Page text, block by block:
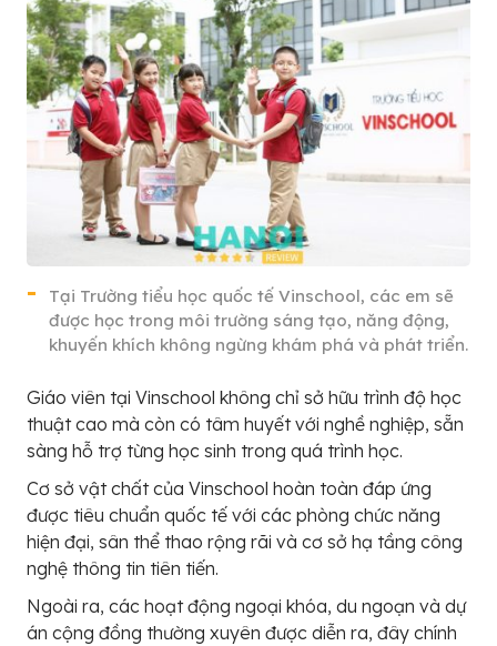
Tại Trường tiểu học quốc tế Vinschool, các em sẽ
được học trong môi trường sáng tạo, năng động,
khuyến khích không ngừng khám phá và phát triển.
Giáo viên tại Vinschool không chỉ sở hữu trình độ học
thuật cao mà còn có tâm huyết với nghề nghiệp, sẵn
sàng hỗ trợ từng học sinh trong quá trình học.
Cơ sở vật chất của Vinschool hoàn toàn đáp ứng
được tiêu chuẩn quốc tế với các phòng chức năng
hiện đại, sân thể thao rộng rãi và cơ sở hạ tầng công
nghệ thông tin tiên tiến.
Ngoài ra, các hoạt động ngoại khóa, du ngoạn và dự
án cộng đồng thường xuyên được diễn ra, đây chính